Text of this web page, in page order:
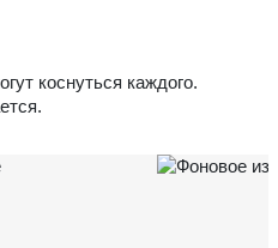
коснуться каждого.